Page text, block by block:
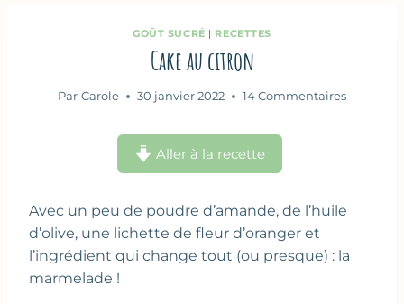
GOÛT SUCRÉ | RECETTES
Cake au citron
Par Carole 30 janvier 2022 14 Commentaires
Aller à la recette
Avec un peu de poudre d’amande, de l’huile
d’olive, une lichette de fleur d’oranger et
l’ingrédient qui change tout (ou presque) : la
marmelade !